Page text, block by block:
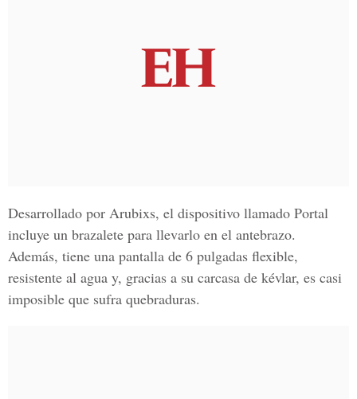
Desarrollado por Arubixs, el dispositivo llamado Portal
incluye un brazalete para llevarlo en el antebrazo.
Además, tiene una pantalla de 6 pulgadas flexible,
resistente al agua y, gracias a su carcasa de kévlar, es casi
imposible que sufra quebraduras.